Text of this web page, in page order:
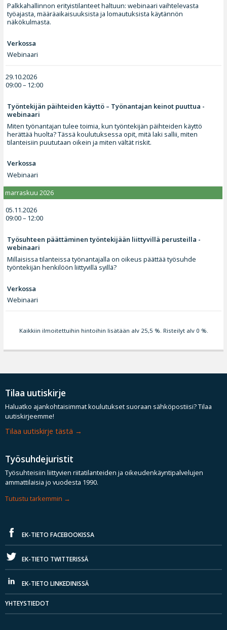
Palkkahallinnon erityistilanteet haltuun: webinaari vaihtelevasta
työajasta, määräaikaisuuksista ja lomautuksista käytännön
näkökulmasta.
Verkossa
Webinaari
29.10.2026
09:00 – 12:00
Työntekijän päihteiden käyttö – Työnantajan keinot puuttua -
webinaari
Miten työnantajan tulee toimia, kun työntekijän päihteiden käyttö
herättää huolta? Tässä koulutuksessa opit, mitä laki sallii, miten
tilanteisiin puututaan oikein ja miten vältät riskit.
Verkossa
Webinaari
marraskuu 2026
05.11.2026
09:00 – 12:00
Työsuhteen päättäminen työntekijään liittyvillä perusteilla -
webinaari
Millaisissa tilanteissa työnantajalla on oikeus päättää työsuhde
työntekijän henkilöön liittyvillä syillä?
Verkossa
Webinaari
Kaikkiin ilmoitettuihin hintoihin lisätään alv 25,5 %. Risteilyt alv 0 %.
Tilaa uutiskirje
Haluatko ajankohtaisimmat koulutukset suoraan sähköpostiisi? Tilaa
uutiskirjeemme!
Tilaa uutiskirje tästä
Työsuhdejuristit
Työsuhteisiin liittyvien riitatilanteiden ja oikeudenkäyntipalvelujen
ammattilaisia jo vuodesta 1990.
Tutustu tarkemmin
EK-TIETO FACEBOOKISSA
EK-TIETO TWITTERISSÄ
EK-TIETO LINKEDINISSÄ
YHTEYSTIEDOT